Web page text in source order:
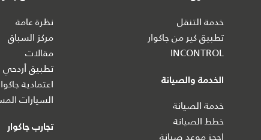
خدمة التنقل
تطبيق كير من جاكوار
INCONTROL
الخدمة والصيانة
خدمة الصيانة
خطط الصيانة
احجز موعد صيانة
نظرة عامة
مركز السباق
مقالات
تطبيق أردحي
اعتمادية
السيارات
تجارب جاكوار